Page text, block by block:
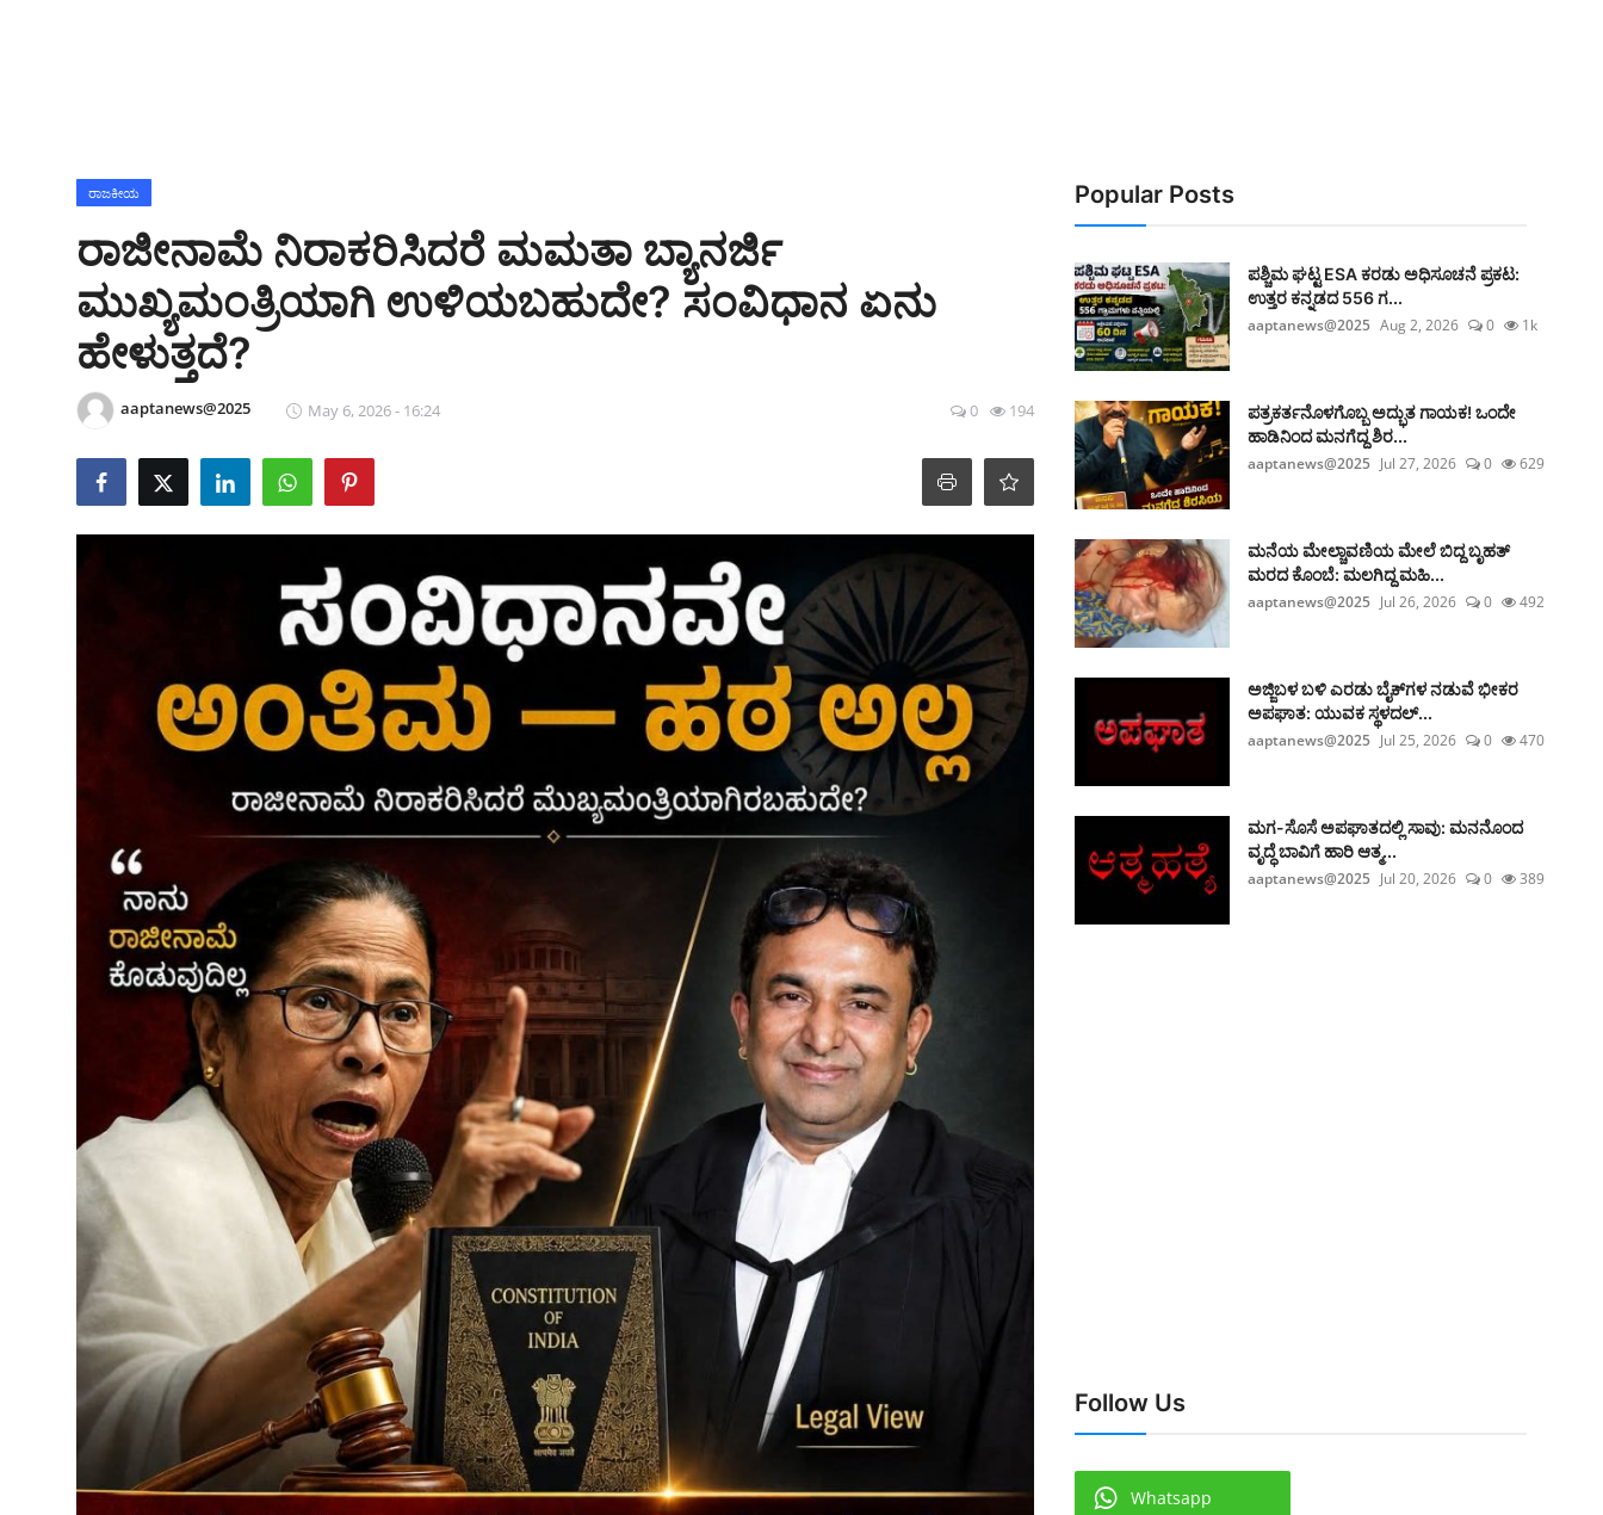
ರಾಜಕೀಯ
ದೇಶ-ವಿದೇಶ
Contact
ಕ್ರೀಡಾಂಗಣ
ಆಪ್ತ‌ ಮನರಂಜನೆ
ರಾಜಕೀಯ
ರಾಜೀನಾಮೆ ನಿರಾಕರಿಸಿದರೆ ಮಮತಾ ಬ್ಯಾನರ್ಜಿ
ಮುಖ್ಯಮಂತ್ರಿಯಾಗಿ ಉಳಿಯಬಹುದೇ? ಸಂವಿಧಾನ ಏನು
ಹೇಳುತ್ತದೆ?
aaptanews@2025 May 6, 2026 - 16:24 0 194
Popular Posts
ಪಶ್ಚಿಮ ಘಟ್ಟ ESA ಕರಡು ಅಧಿಸೂಚನೆ ಪ್ರಕಟ:
ಉತ್ತರ ಕನ್ನಡದ 556 ಗ...
aaptanews@2025 Aug 2, 2026 0 1k
ಪತ್ರಕರ್ತನೊಳಗೊಬ್ಬ ಅದ್ಭುತ ಗಾಯಕ! ಒಂದೇ
ಹಾಡಿನಿಂದ ಮನಗೆದ್ದ ಶಿರ...
aaptanews@2025 Jul 27, 2026 0 629
ಮನೆಯ ಮೇಲ್ಚಾವಣಿಯ ಮೇಲೆ ಬಿದ್ದ ಬೃಹತ್
ಮರದ ಕೊಂಬೆ: ಮಲಗಿದ್ದ ಮಹಿ...
aaptanews@2025 Jul 26, 2026 0 492
ಅಜ್ಜಿಬಳ ಬಳಿ ಎರಡು ಬೈಕ್‌ಗಳ ನಡುವೆ ಭೀಕರ
ಅಪಘಾತ: ಯುವಕ ಸ್ಥಳದಲ್...
aaptanews@2025 Jul 25, 2026 0 470
ಮಗ-ಸೊಸೆ ಅಪಘಾತದಲ್ಲಿ ಸಾವು: ಮನನೊಂದ
ವೃದ್ಧೆ ಬಾವಿಗೆ ಹಾರಿ ಆತ್ಮ...
aaptanews@2025 Jul 20, 2026 0 389
Follow Us
Whatsapp